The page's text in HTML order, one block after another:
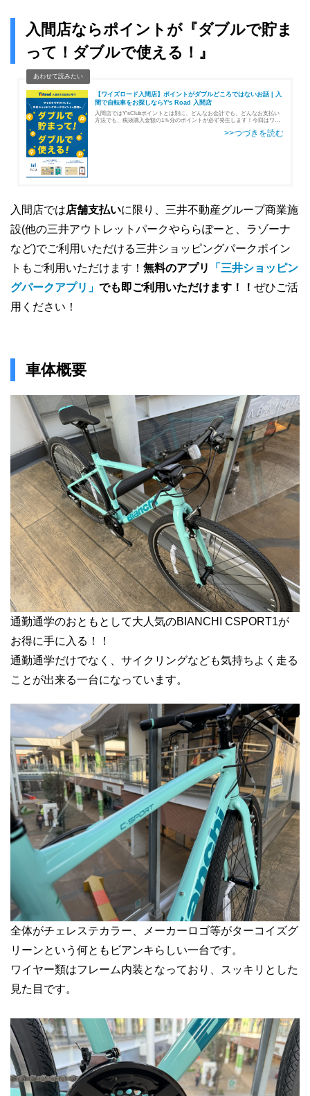
入間店ならポイントが『ダブルで貯ま
って！ダブルで使える！』
【ワイズロード入間店】ポイントがダブルどころではないお話 | 入
間で自転車をお探しならY's Road 入間店
入間店ではY'sClubポイントとは別に、どんなお会計でも、どんなお支払い
方法でも、税抜購入金額の1％分のポイントが必ず発生します！今回はワイ
入間店では店舗支払いに限り、三井不動産グループ商業施
設(他の三井アウトレットパークやららぽーと、ラゾーナ
など)でご利用いただける三井ショッピングパークポイン
トもご利用いただけます！ 無料のアプリ
「三井ショッピン
グパークアプリ」 でも即ご利用いただけます！！ ぜひご活
用ください！
車体概要
通勤通学のおともとして大人気のBIANCHI CSPORT1が
お得に手に入る！！
通勤通学だけでなく、サイクリングなども気持ちよく走る
ことが出来る一台になっています。
全体がチェレステカラー、メーカーロゴ等がターコイズグ
リーンという何ともビアンキらしい一台です。
ワイヤー類はフレーム内装となっており、スッキリとした
見た目です。